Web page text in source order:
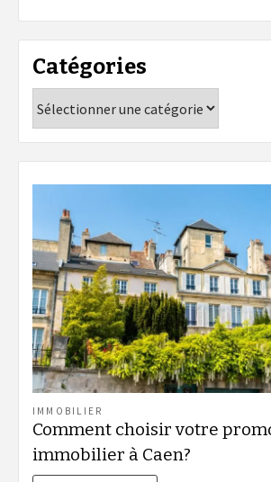
Catégories
IMMOBILIER
Comment choisir votre
immobilier à Caen?